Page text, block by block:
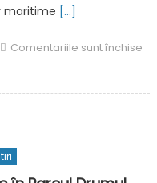
maritime […]
Comentariile sunt închise